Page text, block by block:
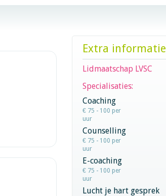
Extra informatie
Lidmaatschap LVSC
Specialisaties:
Coaching
€ 75 - 100 per
uur
Counselling
€ 75 - 100 per
uur
E-coaching
€ 75 - 100 per
uur
Lucht je hart gesprek